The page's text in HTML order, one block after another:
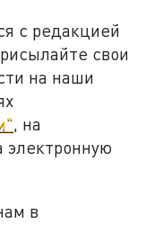
с редакцией
свои
на наши
, на
электронную
в